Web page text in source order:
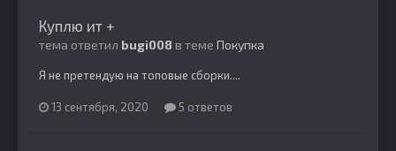
Куплю ит +
тема ответил bugi008 в теме Покупка
Я не претендую на топовые сборки....
13 сентября, 2020 5 ответов